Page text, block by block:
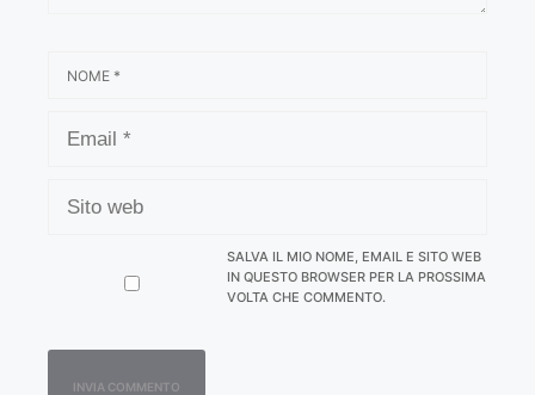
WEB
SALVA IL MIO NOME, EMAIL E SITO WEB
IN QUESTO BROWSER PER LA PROSSIMA
VOLTA CHE COMMENTO.